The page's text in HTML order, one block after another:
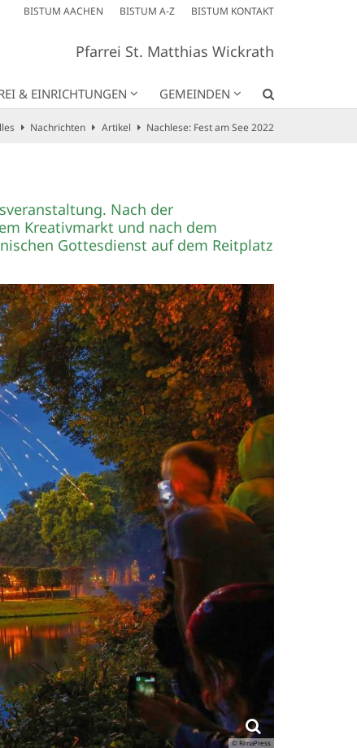
BISTUM AACHEN BISTUM A-Z BISTUM KONTAKT
Pfarrei St. Matthias Wickrath
& EINRICHTUNGEN GEMEINDEN
Nachrichten Artikel Nachlese: Fest am See 2022
Nach der
Kreativmarkt und nach dem
Gottesdienst auf dem Reitplatz
© RimaPress